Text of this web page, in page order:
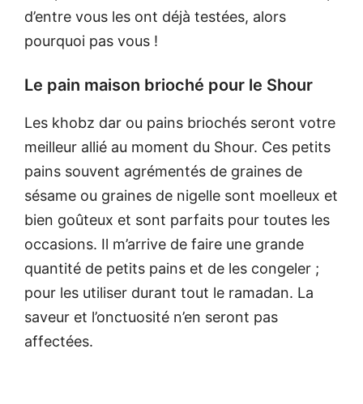
d’entre vous les ont déjà testées, alors
pourquoi pas vous !
Le pain maison brioché pour le Shour
Les khobz dar ou pains briochés seront votre
meilleur allié au moment du Shour. Ces petits
pains souvent agrémentés de graines de
sésame ou graines de nigelle sont moelleux et
bien goûteux et sont parfaits pour toutes les
occasions. Il m’arrive de faire une grande
quantité de petits pains et de les congeler ;
pour les utiliser durant tout le ramadan. La
saveur et l’onctuosité n’en seront pas
affectées.